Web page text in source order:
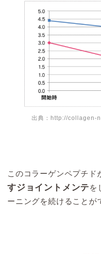
出典：http://collagen-
このコラーゲンペプチド
すジョイントメンテを
ーニングを続けることが